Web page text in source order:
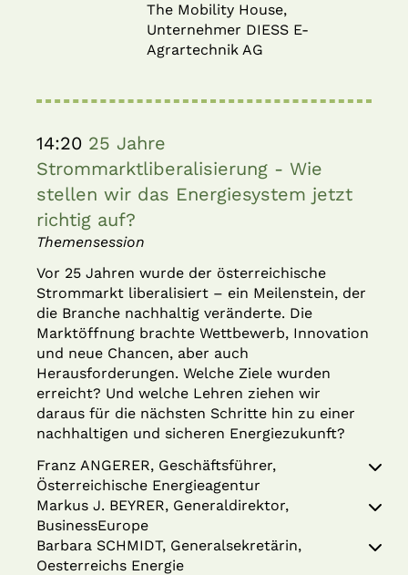
The Mobility House,
Unternehmer DIESS E-
Agrartechnik AG
14:20 25 Jahre
Strommarktliberalisierung - Wie
stellen wir das Energiesystem jetzt
richtig auf?
Themensession
Vor 25 Jahren wurde der österreichische
Strommarkt liberalisiert – ein Meilenstein, der
die Branche nachhaltig veränderte. Die
Marktöffnung brachte Wettbewerb, Innovation
und neue Chancen, aber auch
Herausforderungen. Welche Ziele wurden
erreicht? Und welche Lehren ziehen wir
daraus für die nächsten Schritte hin zu einer
nachhaltigen und sicheren Energiezukunft?
Franz ANGERER, Geschäftsführer,
Österreichische Energieagentur
Markus J. BEYRER, Generaldirektor,
BusinessEurope
Barbara SCHMIDT, Generalsekretärin,
Oesterreichs Energie